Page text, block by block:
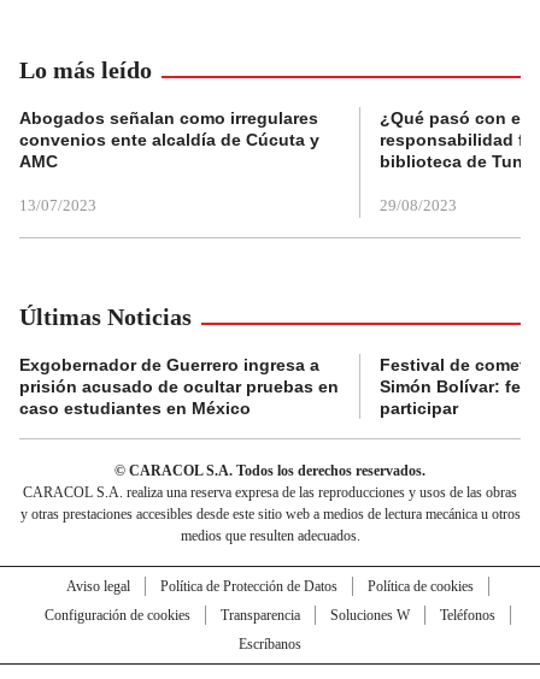
Lo más leído
Abogados señalan como irregulares
convenios ente alcaldía de Cúcuta y
AMC
13/07/2023
¿Qué pasó con el
responsabilidad
biblioteca de
29/08/2023
Últimas Noticias
Exgobernador de Guerrero ingresa a
prisión acusado de ocultar pruebas en
caso estudiantes en México
Festival de
Simón Bolívar:
participar
© CARACOL S.A. Todos los derechos reservados.
CARACOL S.A. realiza una reserva expresa de las reproducciones y usos de las obras
y otras prestaciones accesibles desde este sitio web a medios de lectura mecánica u otros
medios que resulten adecuados.
Aviso legal Política de Protección de Datos
Política de cookies
Configuración de cookies
Transparencia Soluciones W
Teléfonos
Escríbanos